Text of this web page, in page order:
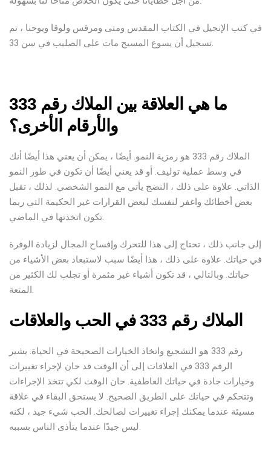
في كتب الإنجيل في الكتاب المقدس ومتى ومرقس ولوقا ويوحنا ، تم
تسجيل أن يسوع المسيح مات على الصليب في سن 33.
ما هي العلاقة بين الملاك رقم 333
والأرقام الأخرى؟
الملاك رقم 333 هو رمزية النمو. أيضًا ، يمكن أن يعني هذا أيضًا أنك
في وسط عملية توليف. أو قد يعني أيضًا أن تكون في طور النمو
الذاتي. علاوة على ذلك ، النضج يأتي مع النمو الشخصي. لذلك ، تقبل
بعض أخطائك واغفر لنفسك لبعض القرارات غير الحكيمة التي ربما
تكون اتخذتها في الماضي.
إلى جانب ذلك ، تحتاج إلى هذا للتحرك وإفساح المجال لزيادة الوفرة
في حياتك. علاوة على ذلك ، هذا أيضًا سبب لاستبعاد بعض الأشياء من
حياتك. وبالتالي ، قد تكون أشياء غير مثمرة أو تجلب لك الكثير من
المتعة.
الملاك رقم 333 في الحب والعلاقات
رقم 333 هو التشجيع واتخاذ الخيارات الصحيحة في الحياة. يشير
الرقم 333 في العلاقات إلى أن الوقت قد حان لإجراء تغييرات
وخيارات جادة في حياتك العاطفية. حان الوقت لكي تتخذ الإجراءات
وتتحكم في حياتك على الطريق الصحيح. لا يستحق البقاء في علاقة
مسيئة عندما يمكنك إجراء تغييرات لصالحك. الحب شيء جيد ، لكنه
ليس جيدًا عندما يتأذى الناس بسببه.